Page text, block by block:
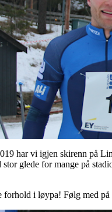
har vi igjen skirenn på
glede for mange på
forhold i løypa! Følg med på